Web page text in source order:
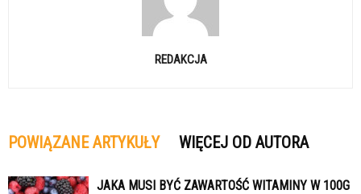
REDAKCJA
POWIĄZANE ARTYKUŁY WIĘCEJ OD AUTORA
JAKA MUSI BYĆ ZAWARTOŚĆ WITAMINY W 100G